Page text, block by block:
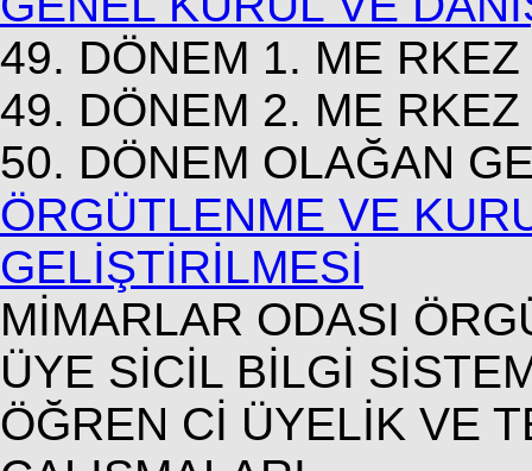
49. DÖNEM 1. ME
49. DÖNEM 2. ME
50. DÖNEM OLAĞAN
ÖRGÜTLENME VE
GELİŞTİRİLMESİ
MİMARLAR ODASI
ÜYE SİCİL BİLGİ
ÖĞREN Cİ ÜYELİK VE